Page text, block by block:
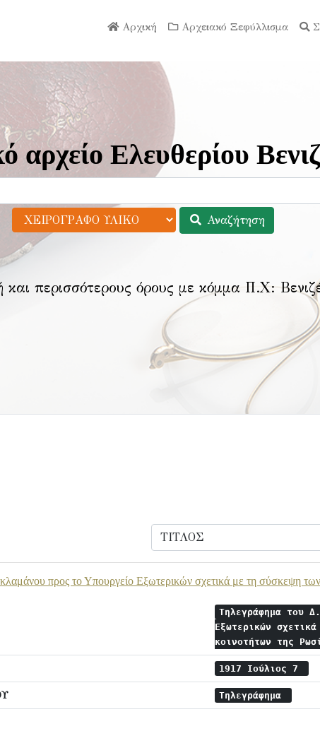
Αρχική Αρχειακό Ξεφύλλισμα
αρχείο Ελευθερίου
Αναζήτηση
περισσότερους όρους με κόμμα Π.Χ:
προς το Υπουργείο Εξωτερικών σχετικά με τη σύσκεψη
Τηλεγράφημα του
Εξωτερικών
κοινοτήτων της
1917 Ιούλιος 7
Τηλεγράφημα